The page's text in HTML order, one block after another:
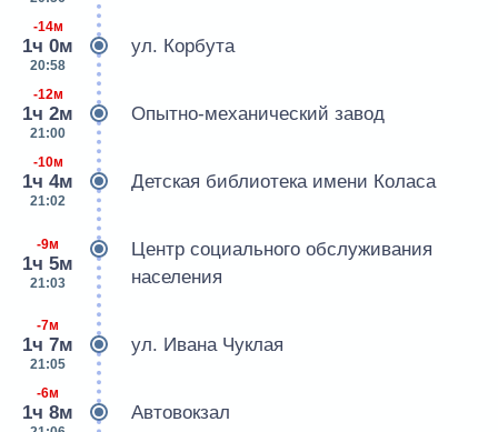
-14м
1ч 0м
20:58
ул. Корбута
-12м
1ч 2м
21:00
Опытно-механический завод
-10м
1ч 4м
21:02
Детская библиотека имени Коласа
-9м
1ч 5м
21:03
Центр социального обслуживания
населения
-7м
1ч 7м
21:05
ул. Ивана Чуклая
-6м
1ч 8м Автовокзал